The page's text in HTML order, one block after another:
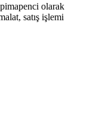
olarak
satış işlemi